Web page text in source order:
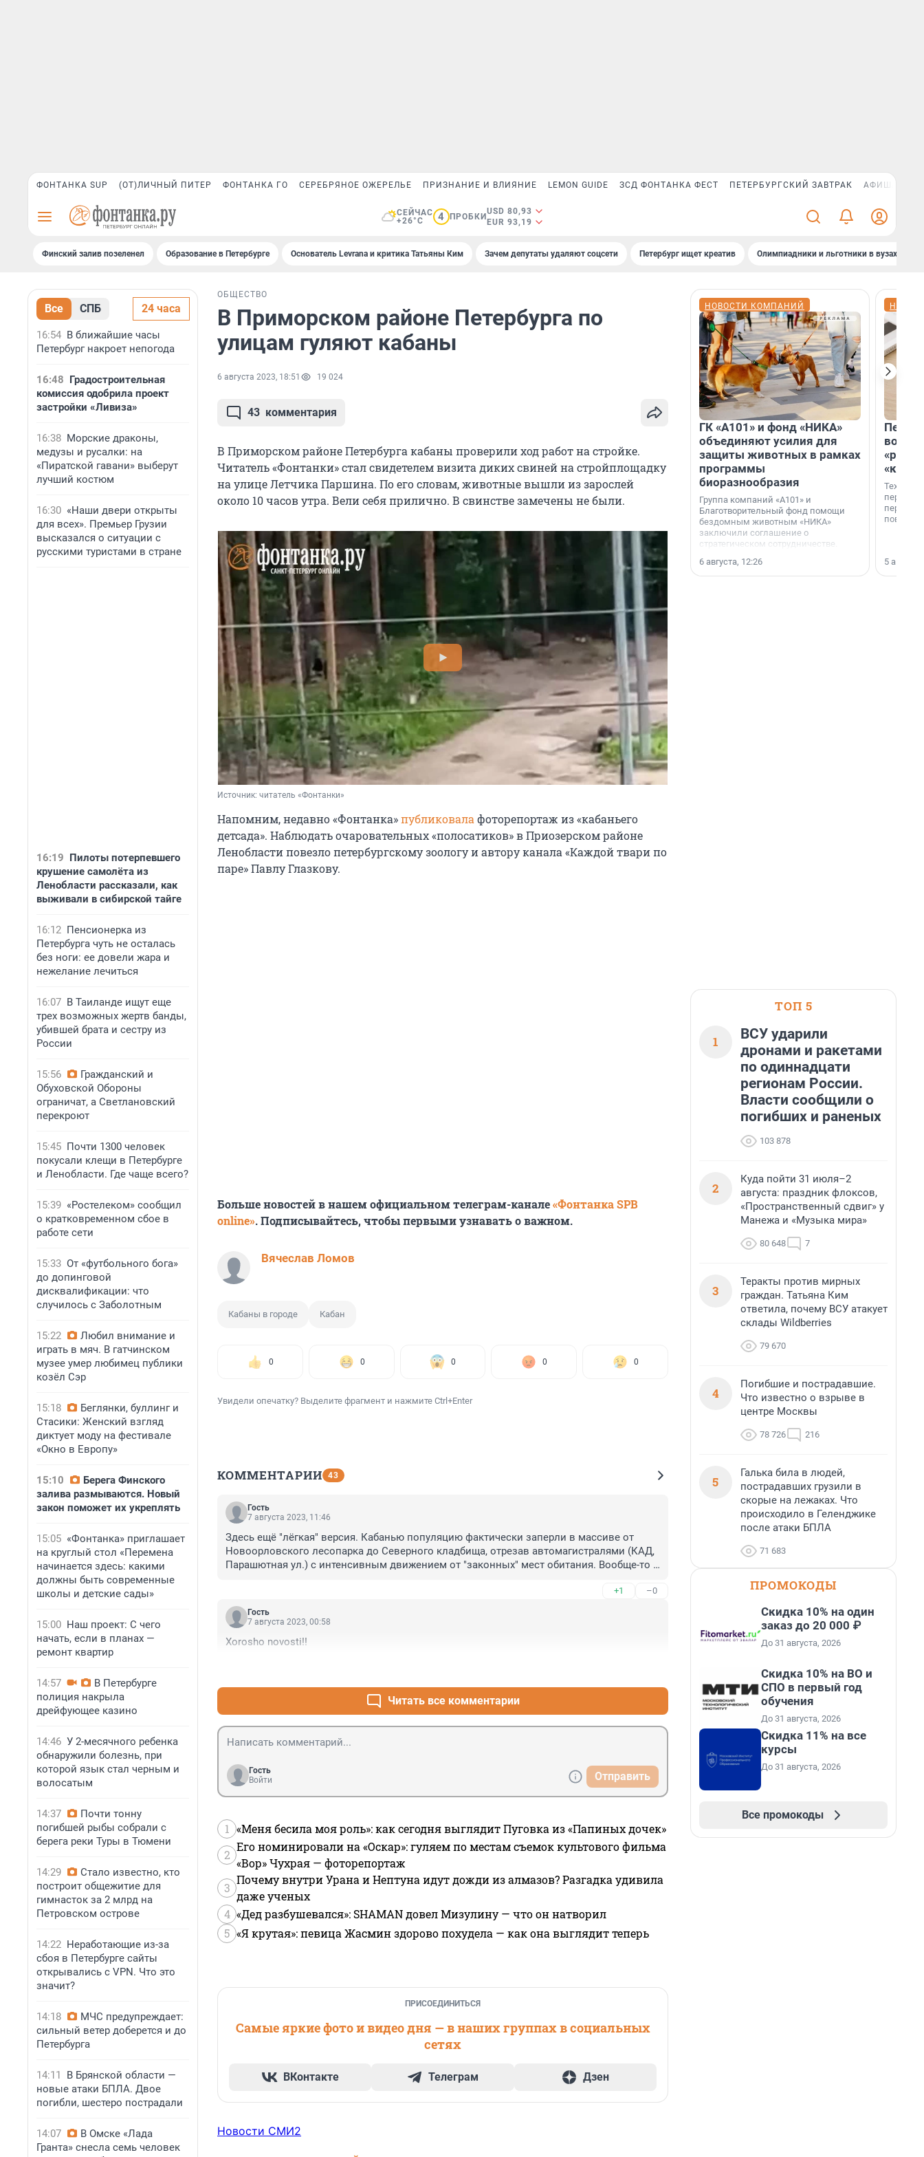
ФОНТАНКА SUP (ОТ)ЛИЧНЫЙ ПИТЕР ФОНТАНКА ГО СЕРЕБРЯНОЕ ОЖЕРЕЛЬЕ ПРИЗНАНИЕ И ВЛИЯНИЕ LEMON GUIDE ЗСД ФОНТАНКА ФЕСТ ПЕТЕРБУРГСКИЙ ЗАВТРАК АФИША PLUS
СЕЙЧАС
+26°C
4 ПРОБКИ
USD 80,93
EUR 93,19
Финский залив позеленел Образование в Петербурге Основатель Levrana и критика Татьяны Ким Зачем депутаты удаляют соцсети Петербург ищет креатив Олимпиадники и льготники в вузах СПб
Все СПБ 24 часа
16:54 В ближайшие часы
Петербург накроет непогода
16:48 Градостроительная
комиссия одобрила проект
застройки «Ливиза»
16:38 Морские драконы,
медузы и русалки: на
«Пиратской гавани» выберут
лучший костюм
16:30 «Наши двери открыты
для всех». Премьер Грузии
высказался о ситуации с
русскими туристами в стране
16:19 Пилоты потерпевшего
крушение самолёта из
Ленобласти рассказали, как
выживали в сибирской тайге
16:12 Пенсионерка из
Петербурга чуть не осталась
без ноги: ее довели жара и
нежелание лечиться
16:07 В Таиланде ищут еще
трех возможных жертв банды,
убившей брата и сестру из
России
15:56
Гражданский и
Обуховской Обороны
ограничат, а Светлановский
перекроют
15:45 Почти 1300 человек
покусали клещи в Петербурге
и Ленобласти. Где чаще всего?
15:39 «Ростелеком» сообщил
о кратковременном сбое в
работе сети
15:33 От «футбольного бога»
до допинговой
дисквалификации: что
случилось с Заболотным
15:22
Любил внимание и
играть в мяч. В гатчинском
музее умер любимец публики
козёл Сэр
15:18
Беглянки, буллинг и
Стасики: Женский взгляд
диктует моду на фестивале
«Окно в Европу»
15:10
Берега Финского
залива размываются. Новый
закон поможет их укреплять
15:05 «Фонтанка» приглашает
на круглый стол «Перемена
начинается здесь: какими
должны быть современные
школы и детские сады»
15:00 Наш проект: С чего
начать, если в планах —
ремонт квартир
14:57
В Петербурге
полиция накрыла
дрейфующее казино
14:46 У 2-месячного ребенка
обнаружили болезнь, при
которой язык стал черным и
волосатым
14:37
Почти тонну
погибшей рыбы собрали с
берега реки Туры в Тюмени
14:29
Стало известно, кто
построит общежитие для
гимнасток за 2 млрд на
Петровском острове
14:22 Неработающие из-за
сбоя в Петербурге сайты
открывались с VPN. Что это
значит?
14:18
МЧС предупреждает:
сильный ветер доберется и до
Петербурга
14:11
В Брянской области —
новые атаки БПЛА. Двое
погибли, шестеро пострадали
14:07
В Омске «Лада
Гранта» снесла семь человек
ОБЩЕСТВО
В Приморском районе Петербурга по
улицам гуляют кабаны
6 августа 2023, 18:51 19 024
43 комментария
В Приморском районе Петербурга кабаны проверили ход работ на стройке.
Читатель «Фонтанки» стал свидетелем визита диких свиней на стройплощадку
на улице Летчика Паршина. По его словам, животные вышли из зарослей
около 10 часов утра. Вели себя прилично. В свинстве замечены не были.
Источник: читатель «Фонтанки»
Напомним, недавно «Фонтанка»публиковала фоторепортаж из «кабаньего
детсада». Наблюдать очаровательных «полосатиков» в Приозерском районе
Ленобласти повезло петербургскому зоологу и автору канала «Каждой твари по
паре» Павлу Глазкову.
Больше новостей в нашем официальном телеграм-канале«Фонтанка SPB
online». Подписывайтесь, чтобы первыми узнавать о важном.
Вячеслав Ломов
Кабаны в городе Кабан
0 0 0 0 0
Увидели опечатку? Выделите фрагмент и нажмите Ctrl+Enter
КОММЕНТАРИИ 43
Гость
7 августа 2023, 11:46
Здесь ещё "лёгкая" версия. Кабанью популяцию фактически заперли в массиве от
Новоорловского лесопарка до Северного кладбища, отрезав автомагистралями (КАД,
Парашютная ул.) с интенсивным движением от "законных" мест обитания. Вообще-то
приношениями и не разрывают могилы. А отловить небезопасных животных и
вывезти в "законную" среду обитания казна, наверное, не позволяет?
+1 –0
Гость
7 августа 2023, 00:58
Xorosho novosti!!
Читать все комментарии
Гость
Войти
Отправить
1 «Меня бесила моя роль»: как сегодня выглядит Пуговка из «Папиных дочек»
2
Его номинировали на «Оскар»: гуляем по местам съемок культового фильма
«Вор» Чухрая — фоторепортаж
3
Почему внутри Урана и Нептуна идут дожди из алмазов? Разгадка удивила
даже ученых
4 «Дед разбушевался»: SHAMAN довел Мизулину — что он натворил
5 «Я крутая»: певица Жасмин здорово похудела — как она выглядит теперь
ПРИСОЕДИНИТЬСЯ
Самые яркие фото и видео дня — в наших группах в социальных
сетях
ВКонтакте Телеграм Дзен
Новости СМИ2
НОВОСТИ КОМПАНИЙ
ГК «А101» и фонд «НИКА»
объединяют усилия для
защиты животных в рамках
программы
биоразнообразия
Группа компаний «А101» и
Благотворительный фонд помощи
бездомным животным «НИКА»
заключили соглашение о
стратегическом сотрудничестве.
6 августа, 12:26
5
ТОП 5
1
ВСУ ударили
дронами и ракетами
по одиннадцати
регионам России.
Власти сообщили о
погибших и раненых
103 878
2
Куда пойти 31 июля–2
августа: праздник флоксов,
«Пространственный сдвиг» у
Манежа и «Музыка мира»
80 648 7
3
Теракты против мирных
граждан. Татьяна Ким
ответила, почему ВСУ атакует
склады Wildberries
79 670
4
Погибшие и пострадавшие.
Что известно о взрыве в
центре Москвы
78 726 216
5
Галька била в людей,
пострадавших грузили в
скорые на лежаках. Что
происходило в Геленджике
после атаки БПЛА
71 683
ПРОМОКОДЫ
Скидка 10% на один
заказ до 20 000 ₽
До 31 августа, 2026
Скидка 10% на ВО и
СПО в первый год
обучения
До 31 августа, 2026
Скидка 11% на все
курсы
До 31 августа, 2026
Все промокоды